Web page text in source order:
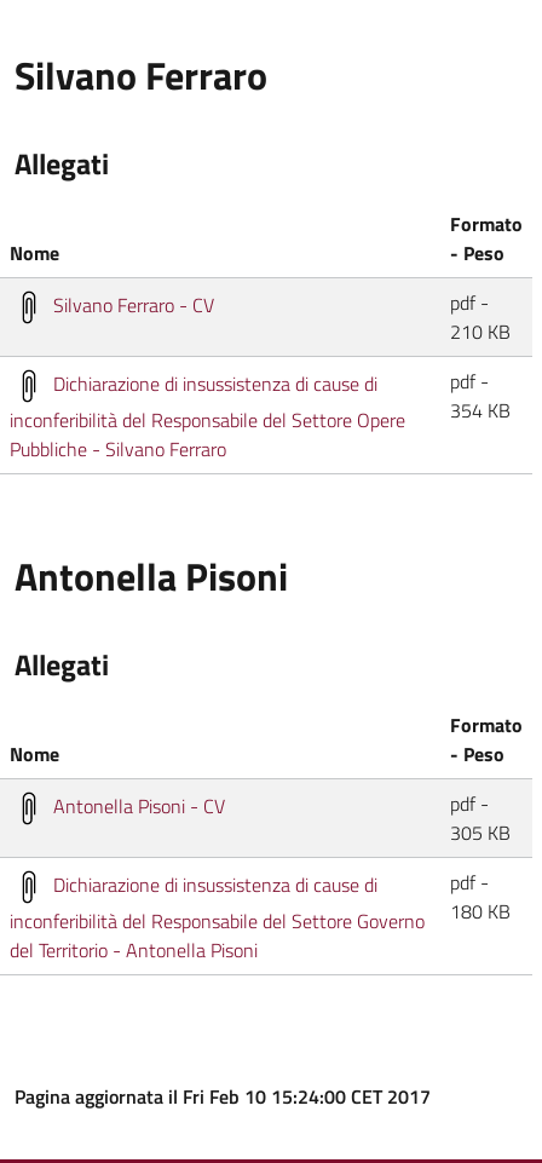
Silvano Ferraro
Allegati
Nome
Formato
- Peso
Silvano Ferraro - CV
pdf -
210 KB
Dichiarazione di insussistenza di cause di
inconferibilità del Responsabile del Settore Opere
Pubbliche - Silvano Ferraro
pdf -
354 KB
Antonella Pisoni
Allegati
Nome
Formato
- Peso
Antonella Pisoni - CV
pdf -
305 KB
Dichiarazione di insussistenza di cause di
inconferibilità del Responsabile del Settore Governo
del Territorio - Antonella Pisoni
pdf -
180 KB
Pagina aggiornata il Fri Feb 10 15:24:00 CET 2017